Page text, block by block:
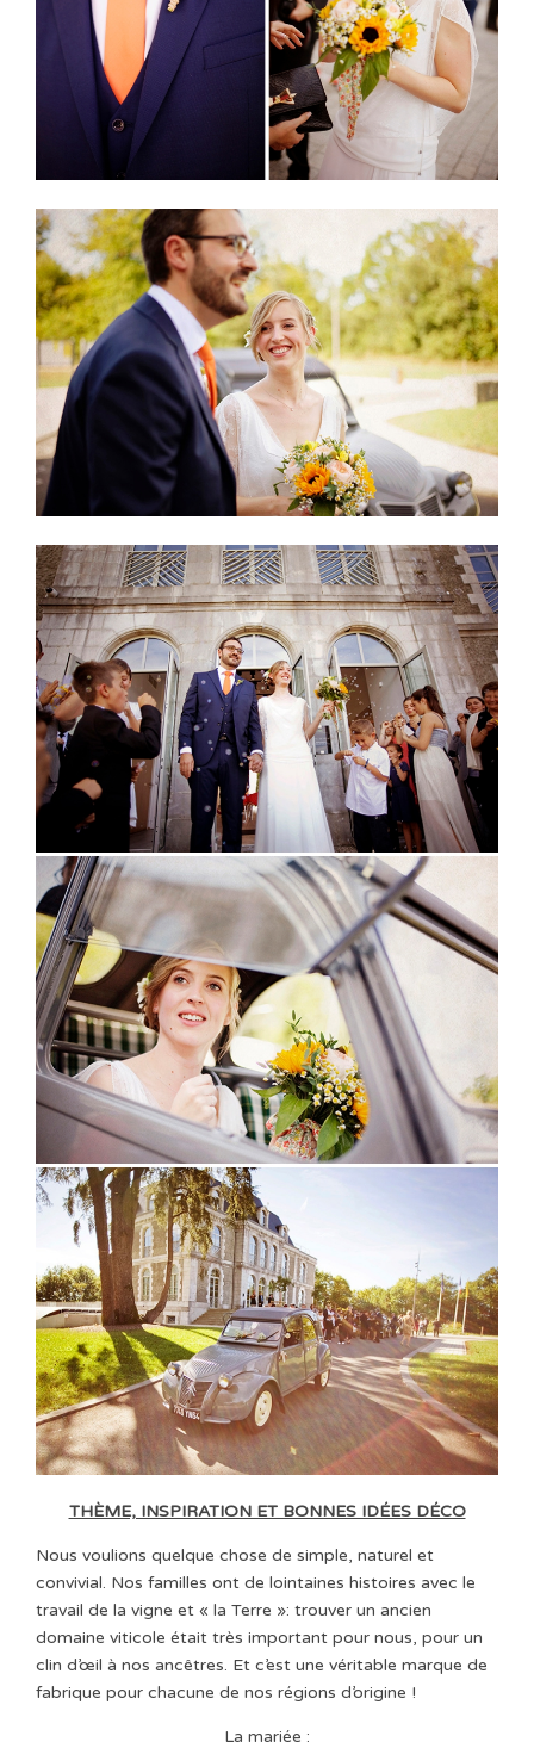
THÈME, INSPIRATION ET BONNES IDÉES DÉCO
Nous voulions quelque chose de simple, naturel et
convivial. Nos familles ont de lointaines histoires avec le
travail de la vigne et « la Terre »: trouver un ancien
domaine viticole était très important pour nous, pour un
clin d’œil à nos ancêtres. Et c’est une véritable marque de
fabrique pour chacune de nos régions d’origine !
La mariée :